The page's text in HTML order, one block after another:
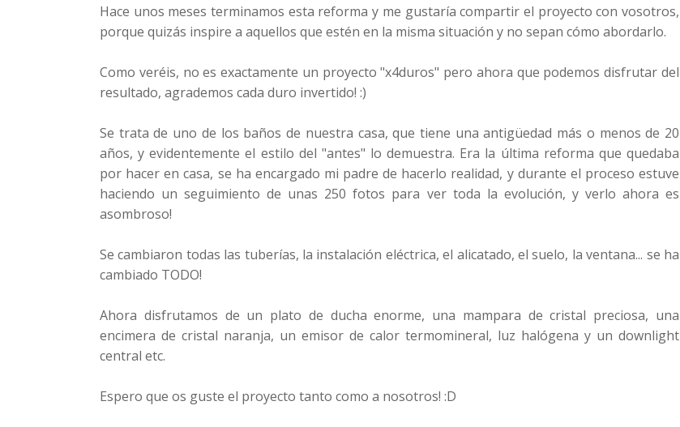
Hace unos meses terminamos esta reforma y me gustaría compartir el proyecto con vosotros,
porque quizás inspire a aquellos que estén en la misma situación y no sepan cómo abordarlo.
Como veréis, no es exactamente un proyecto "x4duros" pero ahora que podemos disfrutar del
resultado, agrademos cada duro invertido! :)
Se trata de uno de los baños de nuestra casa, que tiene una antigüedad más o menos de 20
años, y evidentemente el estilo del "antes" lo demuestra. Era la última reforma que quedaba
por hacer en casa, se ha encargado mi padre de hacerlo realidad, y durante el proceso estuve
haciendo un seguimiento de unas 250 fotos para ver toda la evolución, y verlo ahora es
asombroso!
Se cambiaron todas las tuberías, la instalación eléctrica, el alicatado, el suelo, la ventana... se ha
cambiado TODO!
Ahora disfrutamos de un plato de ducha enorme, una mampara de cristal preciosa, una
encimera de cristal naranja, un emisor de calor termomineral, luz halógena y un downlight
central etc.
Espero que os guste el proyecto tanto como a nosotros! :D